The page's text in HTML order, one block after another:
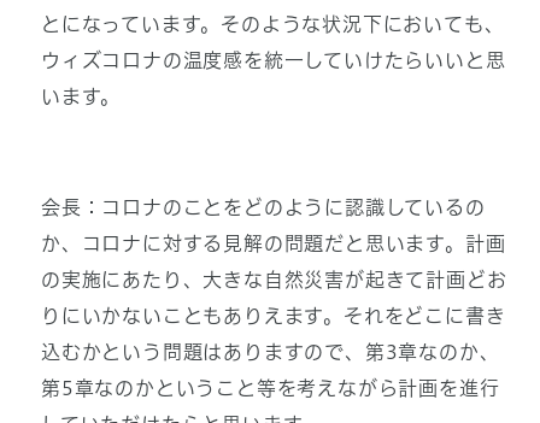
とになっています。そのような状況下においても、
ウィズコロナの温度感を統一していけたらいいと思
います。
会長：コロナのことをどのように認識しているの
か、コロナに対する見解の問題だと思います。計画
の実施にあたり、大きな自然災害が起きて計画どお
りにいかないこともありえます。それをどこに書き
込むかという問題はありますので、第3章なのか、
第5章なのかということ等を考えながら計画を進行